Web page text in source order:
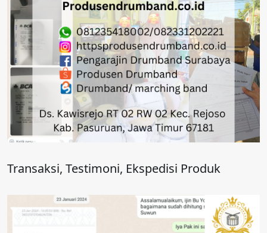
Transaksi, Testimoni, Ekspedisi Produk